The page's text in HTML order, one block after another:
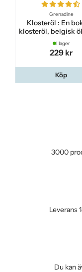
Grenadine
Klosteröl : En
klosteröl, belgisk
i belgisk stil
I lager
229 kr
Köp
3000
Leverans
Du kan